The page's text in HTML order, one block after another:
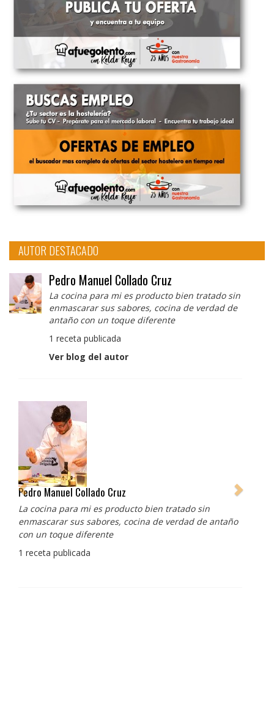
AUTOR DESTACADO
Pedro Manuel Collado Cruz
La cocina para mi es producto bien tratado sin
enmascarar sus sabores, cocina de verdad de
antaño con un toque diferente
1 receta publicada
Ver blog del autor
Pedro Manuel Collado Cruz
La cocina para mi es producto bien tratado sin
enmascarar sus sabores, cocina de verdad de antaño
con un toque diferente
1 receta publicada